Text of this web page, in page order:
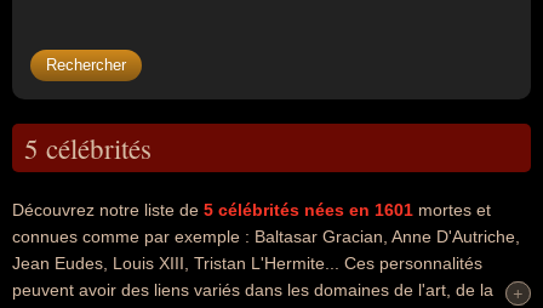
5 célébrités
Découvrez notre liste de 5 célébrités nées en 1601 mortes et
connues comme par exemple : Baltasar Gracian, Anne D'Autriche,
Jean Eudes, Louis XIII, Tristan L'Hermite... Ces personnalités
peuvent avoir des liens variés dans les domaines de l'art, de la
+
+